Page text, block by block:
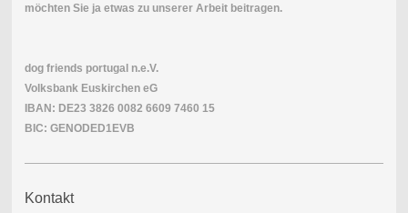
möchten Sie ja etwas zu unserer Arbeit beitragen.
dog friends portugal n.e.V.
Volksbank Euskirchen eG
IBAN: DE23 3826 0082 6609 7460 15
BIC: GENODED1EVB
Kontakt